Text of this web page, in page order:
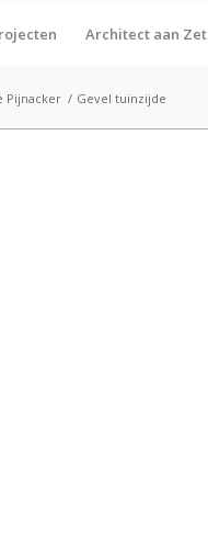
Architect aan Zet
Pijnacker / Gevel tuinzijde